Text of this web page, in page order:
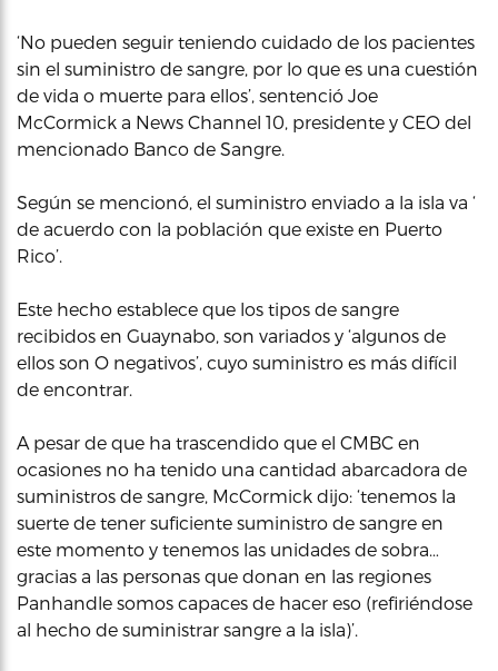
‘No pueden seguir teniendo cuidado de los pacientes
sin el suministro de sangre, por lo que es una cuestión
de vida o muerte para ellos’, sentenció Joe
McCormick a News Channel 10, presidente y CEO del
mencionado Banco de Sangre.
Según se mencionó, el suministro enviado a la isla va ‘
de acuerdo con la población que existe en Puerto
Rico’.
Este hecho establece que los tipos de sangre
recibidos en Guaynabo, son variados y ‘algunos de
ellos son O negativos’, cuyo suministro es más difícil
de encontrar.
A pesar de que ha trascendido que el CMBC en
ocasiones no ha tenido una cantidad abarcadora de
suministros de sangre, McCormick dijo: ‘tenemos la
suerte de tener suficiente suministro de sangre en
este momento y tenemos las unidades de sobra…
gracias a las personas que donan en las regiones
Panhandle somos capaces de hacer eso (refiriéndose
al hecho de suministrar sangre a la isla)’.